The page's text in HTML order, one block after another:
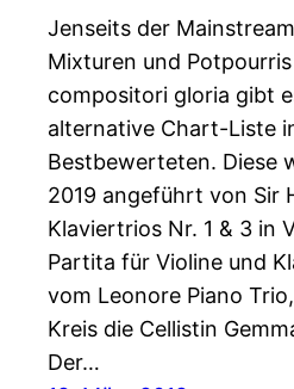
Jenseits der
Mixturen und
compositori gloria gibt
alternative Chart-Liste
Bestbewerteten. Diese
2019 angeführt von Sir
Klaviertrios Nr. 1 & 3 in
Partita für Violine und
vom Leonore Piano
Kreis die Cellistin
Der…